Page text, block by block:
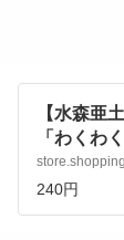
【水森亜
「わく
わいい
:ado-
通販 -
240円